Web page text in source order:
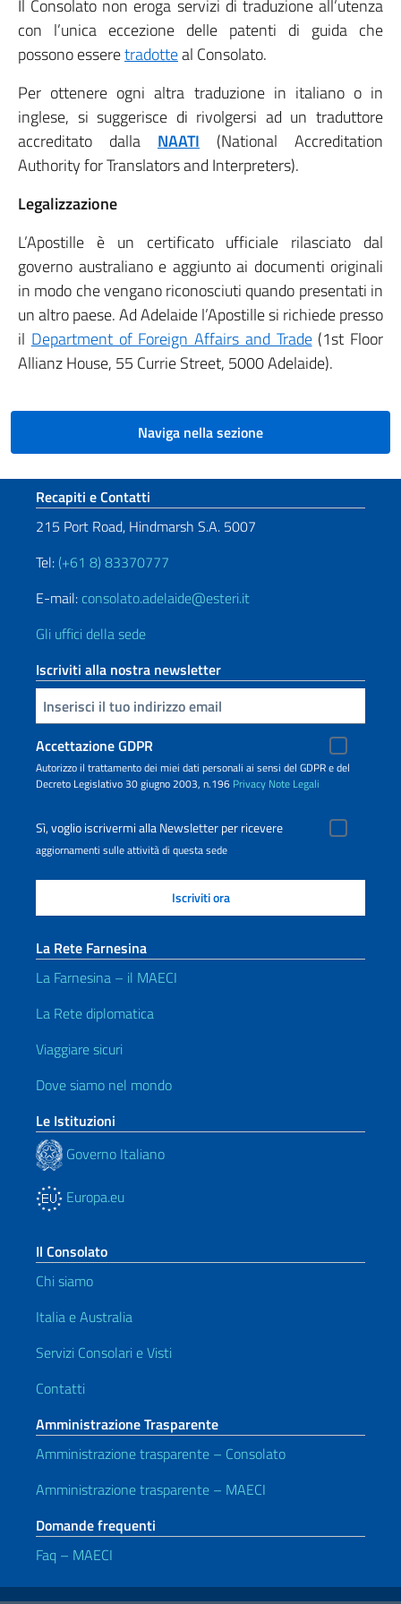
Il Consolato non eroga servizi di traduzione all’utenza
con l’unica eccezione delle patenti di guida che
possono esseretradotteal Consolato.
Per ottenere ogni altra traduzione in italiano o in
inglese, si suggerisce di rivolgersi ad un traduttore
accreditato dalla NAATI (National Accreditation
Authority for Translators and Interpreters).
Legalizzazione
L’Apostille è un certificato ufficiale rilasciato dal
governo australiano e aggiunto ai documenti originali
in modo che vengano riconosciuti quando presentati in
un altro paese. Ad Adelaide l’Apostille si richiede presso
il Department of Foreign Affairs and Trade(1st Floor
Allianz House, 55 Currie Street, 5000 Adelaide).
Naviga nella sezione
Sezione footer
Recapiti e Contatti
215 Port Road, Hindmarsh S.A. 5007
Tel: (+61 8) 83370777
E-mail: consolato.adelaide@esteri.it
Gli uffici della sede
Iscriviti alla nostra newsletter
Inserisci la tua email
Accettazione GDPR
Autorizzo il trattamento dei miei dati personali ai sensi del GDPR e del
Decreto Legislativo 30 giugno 2003, n.196 Privacy Note Legali
Sì, voglio iscrivermi alla Newsletter per ricevere
aggiornamenti sulle attività di questa sede
La Rete Farnesina
La Farnesina – il MAECI
La Rete diplomatica
Viaggiare sicuri
Dove siamo nel mondo
Le Istituzioni
Governo Italiano
Europa.eu
Il Consolato
Chi siamo
Italia e Australia
Servizi Consolari e Visti
Contatti
Amministrazione Trasparente
Amministrazione trasparente – Consolato
Amministrazione trasparente – MAECI
Domande frequenti
Faq – MAECI